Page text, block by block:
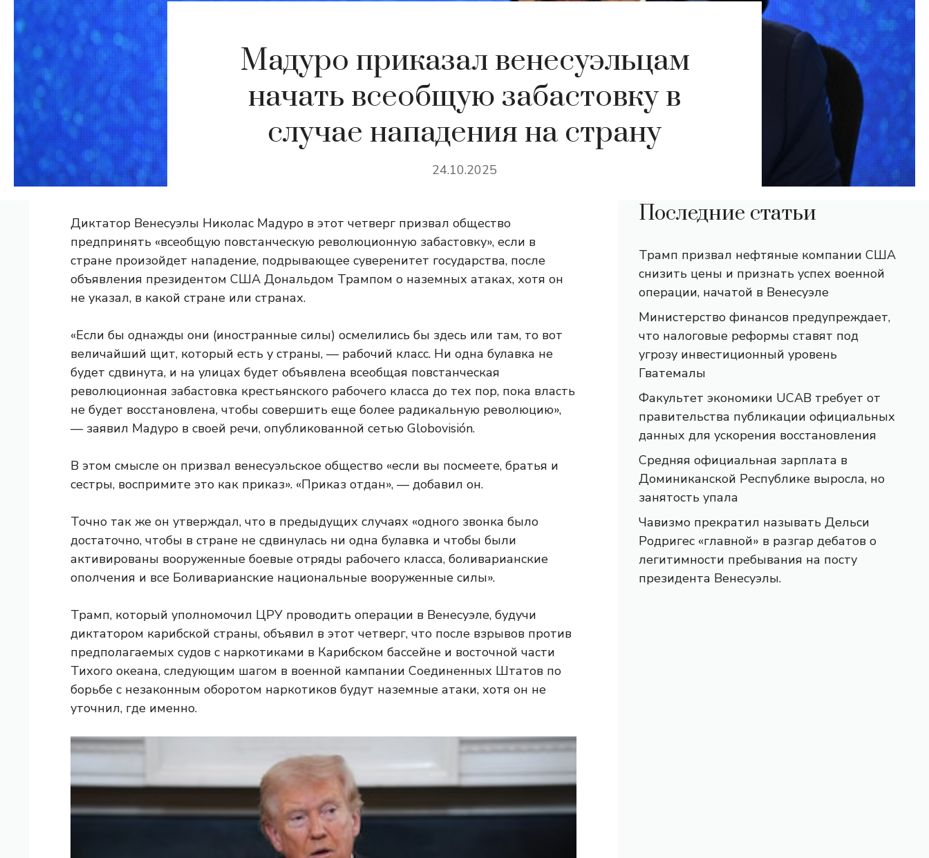
Мадуро приказал венесуэльцам
начать всеобщую забастовку в
случае нападения на страну
24.10.2025
Диктатор Венесуэлы Николас Мадуро в этот четверг призвал общество
предпринять «всеобщую повстанческую революционную забастовку», если в
стране произойдет нападение, подрывающее суверенитет государства, после
объявления президентом США Дональдом Трампом о наземных атаках, хотя он
не указал, в какой стране или странах.
«Если бы однажды они (иностранные силы) осмелились бы здесь или там, то вот
величайший щит, который есть у страны, — рабочий класс. Ни одна булавка не
будет сдвинута, и на улицах будет объявлена ​​всеобщая повстанческая
революционная забастовка крестьянского рабочего класса до тех пор, пока власть
не будет восстановлена, чтобы совершить еще более радикальную революцию»,
— заявил Мадуро в своей речи, опубликованной сетью Globovisión.
В этом смысле он призвал венесуэльское общество «если вы посмеете, братья и
сестры, воспримите это как приказ». «Приказ отдан», — добавил он.
Точно так же он утверждал, что в предыдущих случаях «одного звонка было
достаточно, чтобы в стране не сдвинулась ни одна булавка и чтобы были
активированы вооруженные боевые отряды рабочего класса, боливарианские
ополчения и все Боливарианские национальные вооруженные силы».
Трамп, который уполномочил ЦРУ проводить операции в Венесуэле, будучи
диктатором карибской страны, объявил в этот четверг, что после взрывов против
предполагаемых судов с наркотиками в Карибском бассейне и восточной части
Тихого океана, следующим шагом в военной кампании Соединенных Штатов по
борьбе с незаконным оборотом наркотиков будут наземные атаки, хотя он не
уточнил, где именно.
Последние статьи
Трамп призвал нефтяные компании США
снизить цены и признать успех военной
операции, начатой ​​в Венесуэле
Министерство финансов предупреждает,
что налоговые реформы ставят под
угрозу инвестиционный уровень
Гватемалы
Факультет экономики UCAB требует от
правительства публикации официальных
данных для ускорения восстановления
Средняя официальная зарплата в
Доминиканской Республике выросла, но
занятость упала
Чавизмо прекратил называть Дельси
Родригес «главной» в разгар дебатов о
легитимности пребывания на посту
президента Венесуэлы.